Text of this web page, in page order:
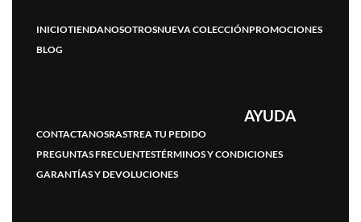
INICIOTIENDANOSOTROSNUEVA COLECCIÓNPROMOCIONES
BLOG
AYUDA
CONTACTANOSRASTREA TU PEDIDO
PREGUNTAS FRECUENTESTÉRMINOS Y CONDICIONES
GARANTÍAS Y DEVOLUCIONES